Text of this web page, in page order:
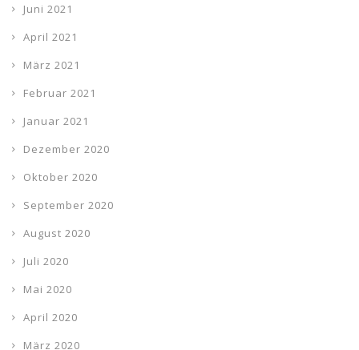
Juni 2021
April 2021
März 2021
Februar 2021
Januar 2021
Dezember 2020
Oktober 2020
September 2020
August 2020
Juli 2020
Mai 2020
April 2020
März 2020